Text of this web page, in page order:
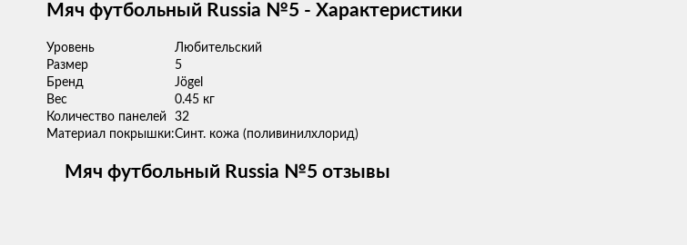
Мяч футбольный Russia №5 - Характеристики
Уровень
Любительский
Размер
5
Бренд
Jögel
Вес
0.45 кг
Количество панелей
32
Материал покрышки:Синт. кожа (поливинилхлорид)
Мяч футбольный Russia №5 отзывы